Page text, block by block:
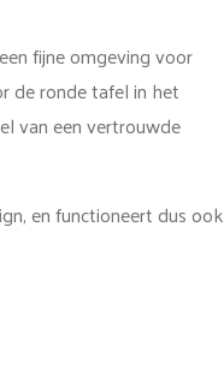
fijne omgeving voor
de ronde tafel in het
van een vertrouwde
en functioneert dus ook